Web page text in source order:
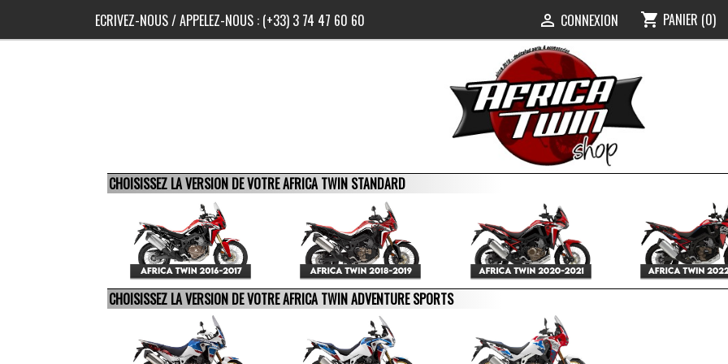
ECRIVEZ-NOUS/ APPELEZ-NOUS : (+33) 3 74 47 60 60  CONNEXION shopping_cart PANIER (0)
CHOISISSEZ LA VERSION DE VOTRE AFRICA TWIN STANDARD
CHOISISSEZ LA VERSION DE VOTRE AFRICA TWIN ADVENTURE SPORTS